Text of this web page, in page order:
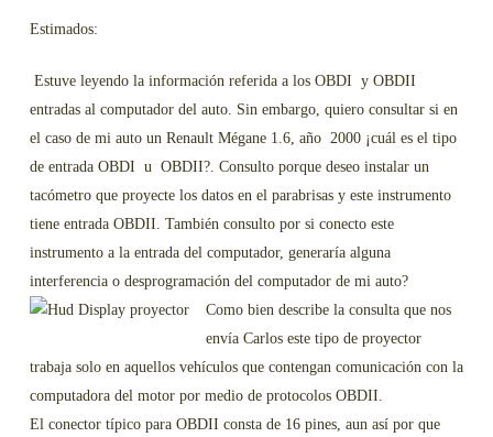
Estimados:
Estuve leyendo la información referida a los OBDI y OBDII
entradas al computador del auto. Sin embargo, quiero consultar si en
el caso de mi auto un Renault Mégane 1.6, año 2000 ¡cuál es el tipo
de entrada OBDI u OBDII?. Consulto porque deseo instalar un
tacómetro que proyecte los datos en el parabrisas y este instrumento
tiene entrada OBDII. También consulto por si conecto este
instrumento a la entrada del computador, generaría alguna
interferencia o desprogramación del computador de mi auto?
Como bien describe la consulta que nos
envía Carlos este tipo de proyector
trabaja solo en aquellos vehículos que contengan comunicación con la
computadora del motor por medio de protocolos OBDII.
El conector típico para OBDII consta de 16 pines, aun así por que